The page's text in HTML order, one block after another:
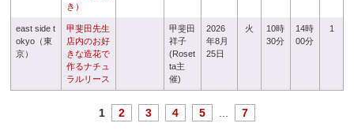
き）
east side t
okyo（東
京）
甲斐田先生
店内のお好
きな造花で
作るナチュ
ラルリース
甲斐田
祥子
(Roset
ta主
催)
2026
年8月
25日
火
10時
30分
14時
00分
1
1 2 3 4 5 7